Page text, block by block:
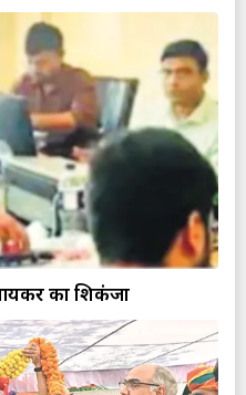
आयकर का शिकंजा